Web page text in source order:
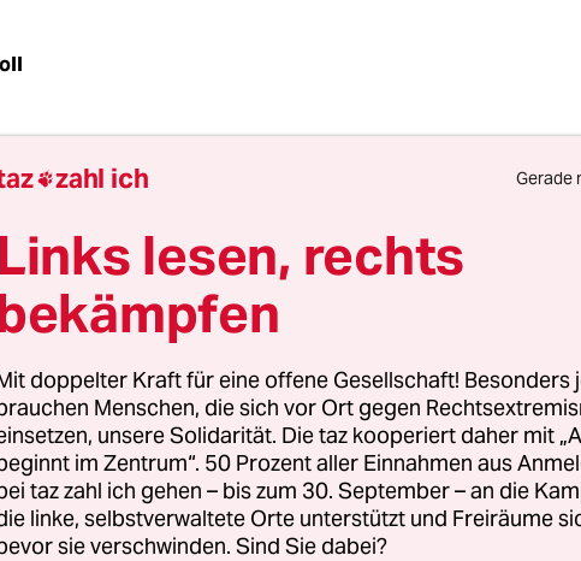
Fridays­ for Future jetzt gegen die
Weg entschieden, um für mehr
innerhalb der Oldenburger Gruppe
Eine von uns hat durch den Prozess
angeboten bekommen, dort
verhandelt. Manche von uns betrachten
diesen Weg für zum Scheitern verurteilt.
zahl ich Gerade
Links lesen, rechts
doppelter Kraft für eine offene Gesellschaft! Besonders
Menschen, die sich vor Ort gegen
unsere Solidarität. Die taz kooperiert daher mit
im Zentrum“. 50 Prozent aller Einnahmen aus
taz zahl ich gehen – bis zum 30. September – an die
linke, selbstverwaltete Orte unterstützt und Freiräume
sie verschwinden. Sind Sie dabei?